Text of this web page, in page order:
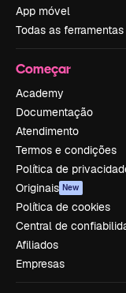
App móvel
Todas as ferramentas
Começar
Academy
Documentação
Atendimento
Termos e condições
Política de
Originais New
Política de cookies
Central de
Afiliados
Empresas